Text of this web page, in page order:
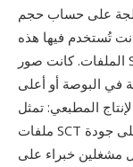
على حساب حجم
تُستخدم فيها هذه
الملفات. كانت صور SCT كبيرة جداً عادة — مسوحات أسطوانية
لشرائح وطبعات بدقة 300 نقطة في البوصة أو أعلى
المطبعي: تمثل
ملفات SCT بعضاً من أعمال ما قبل الطباعة الرقمية الأعلى جودة
مشغلين خبراء على